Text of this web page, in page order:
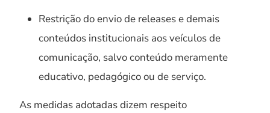
Restrição do envio de releases e demais
conteúdos institucionais aos veículos de
comunicação, salvo conteúdo meramente
educativo, pedagógico ou de serviço.
As medidas adotadas dizem respeito